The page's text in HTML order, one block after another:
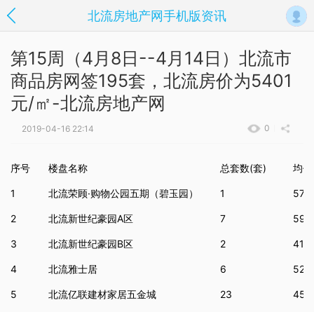
北流房地产网手机版资讯
第15周（4月8日--4月14日）北流市
商品房网签195套，北流房价为5401
元/㎡-北流房地产网
0
2019-04-16 22:14
序号 楼盘名称 总套数(套) 均
1 北流荣顾·购物公园五期（碧玉园） 1
2 北流新世纪豪园A区 7
3 北流新世纪豪园B区 2
4 北流雅士居 6
5 北流亿联建材家居五金城 23